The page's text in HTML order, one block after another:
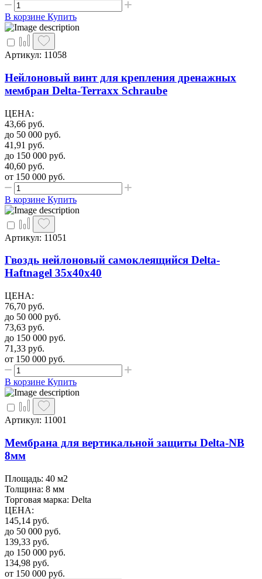
В корзине Купить
Артикул: 11058
Нейлоновый винт для крепления дренажных
мембран Delta-Terraxx Schraube
ЦЕНА:
43,66 руб.
до 50 000 руб.
41,91 руб.
до 150 000 руб.
40,60 руб.
от 150 000 руб.
В корзине Купить
Артикул: 11051
Гвоздь нейлоновый самоклеящийся Delta-
Haftnagel 35х40х40
ЦЕНА:
76,70 руб.
до 50 000 руб.
73,63 руб.
до 150 000 руб.
71,33 руб.
от 150 000 руб.
В корзине Купить
Артикул: 11001
Мембрана для вертикальной защиты Delta-NB
8мм
Площадь: 40 м2
Толщина: 8 мм
Торговая марка: Delta
ЦЕНА:
145,14 руб.
до 50 000 руб.
139,33 руб.
до 150 000 руб.
134,98 руб.
от 150 000 руб.